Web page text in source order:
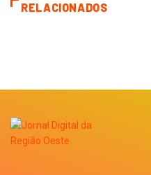
RELACIONADOS